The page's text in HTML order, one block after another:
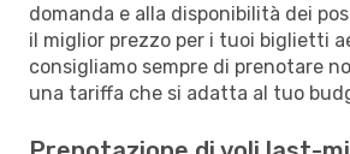
domanda e alla disponibilità dei
il miglior prezzo per i tuoi biglietti
consigliamo sempre di prenotare
una tariffa che si adatta al tuo